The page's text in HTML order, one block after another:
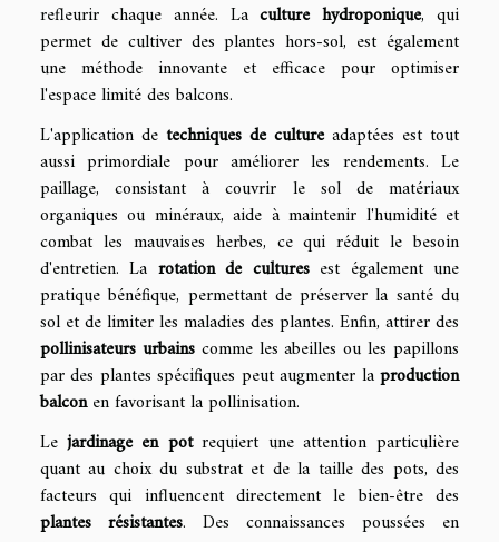
refleurir chaque année. Laculture hydroponique, qui
permet de cultiver des plantes hors-sol, est également
une méthode innovante et efficace pour optimiser
l'espace limité des balcons.
L'application de techniques de cultureadaptées est tout
aussi primordiale pour améliorer les rendements. Le
paillage, consistant à couvrir le sol de matériaux
organiques ou minéraux, aide à maintenir l'humidité et
combat les mauvaises herbes, ce qui réduit le besoin
d'entretien. La rotation de culturesest également une
pratique bénéfique, permettant de préserver la santé du
sol et de limiter les maladies des plantes. Enfin, attirer des
pollinisateurs urbainscomme les abeilles ou les papillons
par des plantes spécifiques peut augmenter laproduction
balconen favorisant la pollinisation.
Lejardinage en potrequiert une attention particulière
quant au choix du substrat et de la taille des pots, des
facteurs qui influencent directement le bien-être des
plantes résistantes. Des connaissances poussées en